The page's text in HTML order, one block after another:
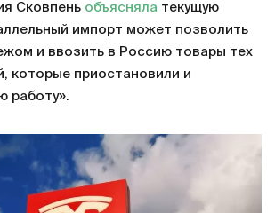
Сковпень объясняла текущую
импорт может позволить
и ввозить в Россию товары тех
которые приостановили и
работу».